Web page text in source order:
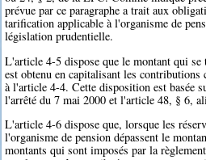
prévue par ce paragraphe a trait aux
tarification applicable à l'organisme de
législation prudentielle.
L'article 4-5 dispose que le montant qui
est obtenu en capitalisant les contributions
à l'article 4-4. Cette disposition est basée
l'arrêté du 7 mai 2000 et l'article 48, § 6,
L'article 4-6 dispose que, lorsque les
l'organisme de pension dépassent le
montants qui sont imposés par la